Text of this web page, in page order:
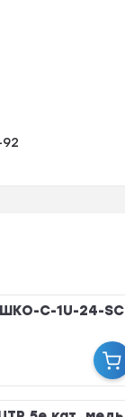
С-1U-24-SC